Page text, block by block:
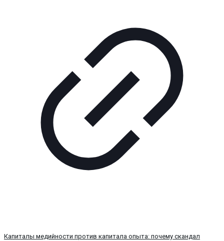
Капиталы медийности против капитала опыта: почему скандал